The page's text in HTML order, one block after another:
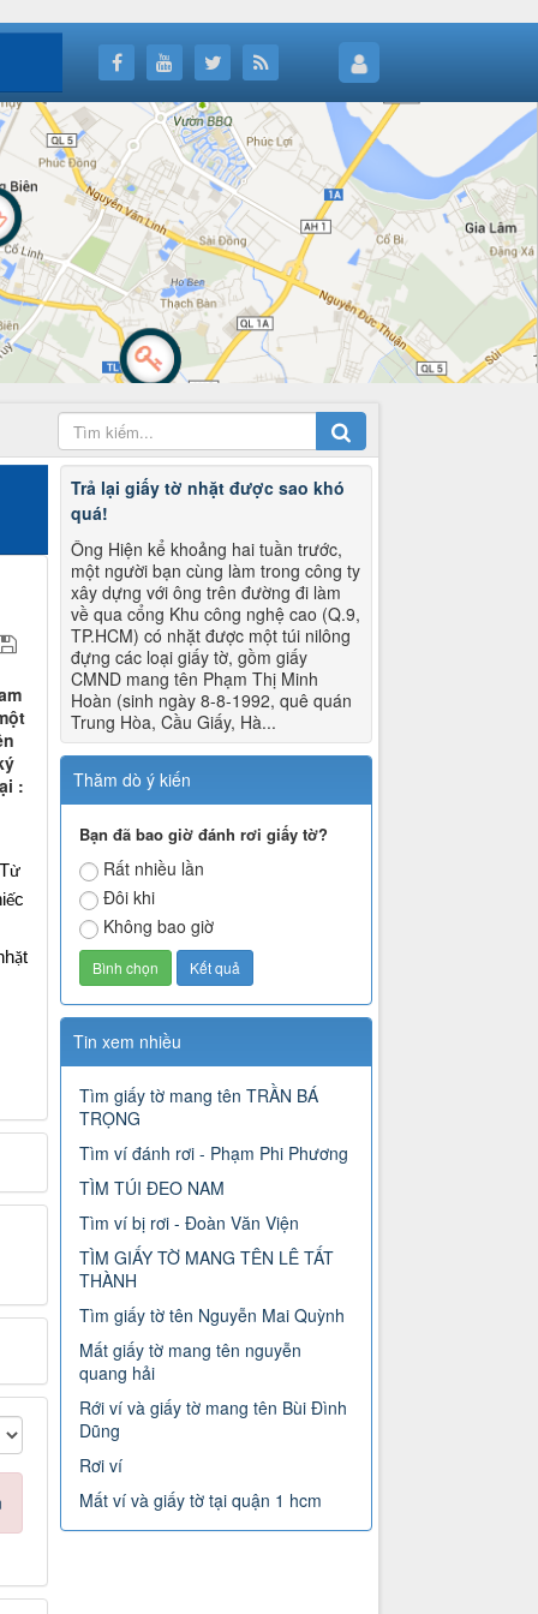
:
ừ
ếc
ặt
Trả lại giấy tờ nhặt được sao khó
quá!
Ông Hiện kể khoảng hai tuần trước,
một người bạn cùng làm trong công ty
xây dựng với ông trên đường đi làm
về qua cổng Khu công nghệ cao (Q.9,
TP.HCM) có nhặt được một túi nilông
đựng các loại giấy tờ, gồm giấy
CMND mang tên Phạm Thị Minh
Hoàn (sinh ngày 8-8-1992, quê quán
Trung Hòa, Cầu Giấy, Hà...
Thăm dò ý kiến
Bạn đã bao giờ đánh rơi giấy tờ?
Rất nhiều lần
Đôi khi
Không bao giờ
Tin xem nhiều
Tìm giấy tờ mang tên TRẦN BÁ
TRỌNG
Tìm ví đánh rơi - Phạm Phi Phương
TÌM TÚI ĐEO NAM
Tìm ví bị rơi - Đoàn Văn Viện
TÌM GIẤY TỜ MANG TÊN LÊ TẤT
THÀNH
Tìm giấy tờ tên Nguyễn Mai Quỳnh
Mất giấy tờ mang tên nguyễn
quang hải
Rới ví và giấy tờ mang tên Bùi Đình
Dũng
Rơi ví
Mất ví và giấy tờ tại quận 1 hcm